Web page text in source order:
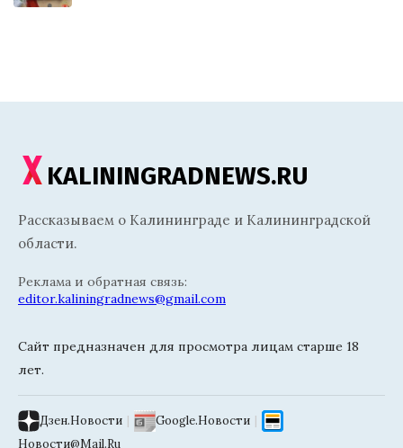
KALININGRADNEWS.RU
Рассказываем о Калининграде и Калининградской
области.
Реклама и обратная связь:
editor.kaliningradnews@gmail.com
Сайт предназначен для просмотра лицам старше 18
лет.
Дзен.Новости | Google.Новости |
Новости@Mail.Ru